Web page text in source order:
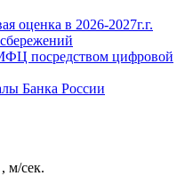
оценка в 2026-2027г.г.
посредством цифровой
Банка России
м/сек.